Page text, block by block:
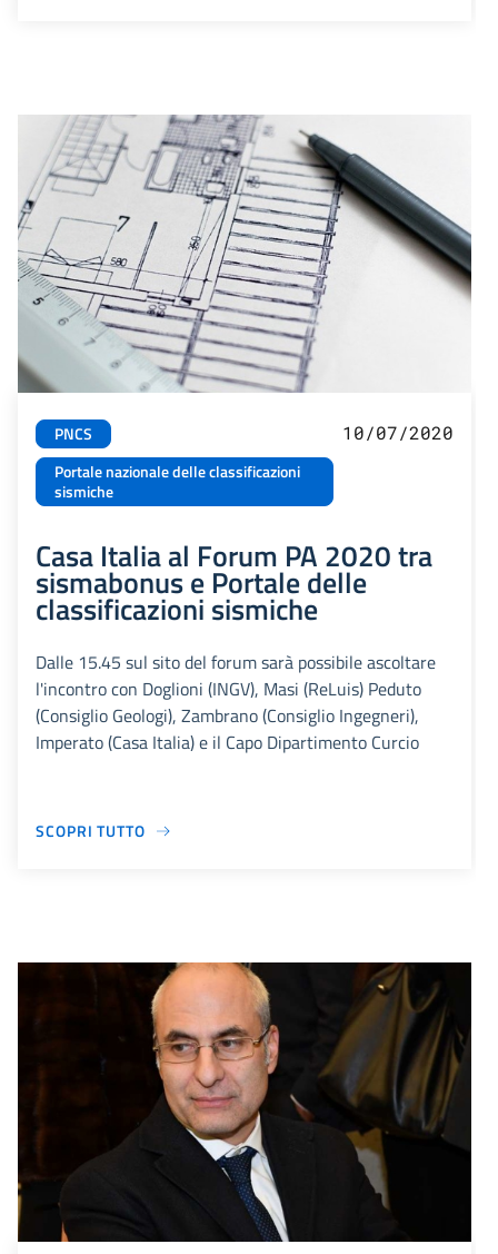
PNCS
Portale nazionale delle classificazioni
sismiche
10/07/2020
Casa Italia al Forum PA 2020 tra
sismabonus e Portale delle
classificazioni sismiche
Dalle 15.45 sul sito del forum sarà possibile ascoltare
l'incontro con Doglioni (INGV), Masi (ReLuis) Peduto
(Consiglio Geologi), Zambrano (Consiglio Ingegneri),
Imperato (Casa Italia) e il Capo Dipartimento Curcio
SCOPRI TUTTO